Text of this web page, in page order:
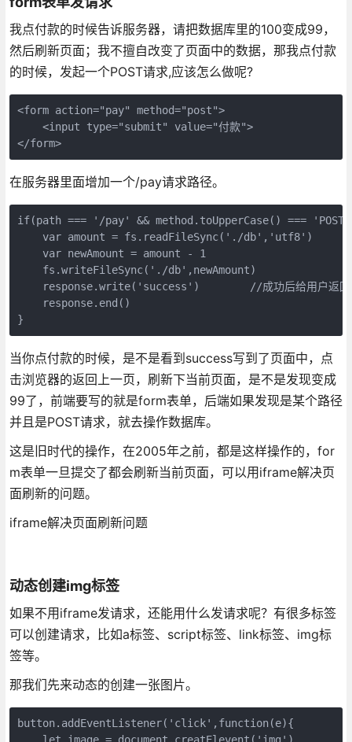
我点付款的时候告诉服务器，请把数据库里的100变成99，
然后刷新页面；我不擅自改变了页面中的数据，那我点付款
的时候，发起一个POST请求,应该怎么做呢?
<form action="pay" method="post">
    <input type="submit" value="付款">
</form>
在服务器里面增加一个/pay请求路径。
if(path === '/pay' && method.toUpperCase() ===
    var amount = fs.readFileSync('./db','utf8')
    var newAmount = amount - 1
    fs.writeFileSync('./db',newAmount)
    response.write('success')        //成功后给用户返回
    response.end()
}
当你点付款的时候，是不是看到success写到了页面中，点
击浏览器的返回上一页，刷新下当前页面，是不是发现变成
99了，前端要写的就是form表单，后端如果发现是某个路径
并且是POST请求，就去操作数据库。
这是旧时代的操作，在2005年之前，都是这样操作的，for
m表单一旦提交了都会刷新当前页面，可以用iframe解决页
面刷新的问题。
iframe解决页面刷新问题
动态创建img标签
如果不用iframe发请求，还能用什么发请求呢？有很多标签
可以创建请求，比如a标签、script标签、link标签、img标
签等。
那我们先来动态的创建一张图片。
button.addEventListener('click',function(e){
    let image = document.creatElevent('img')